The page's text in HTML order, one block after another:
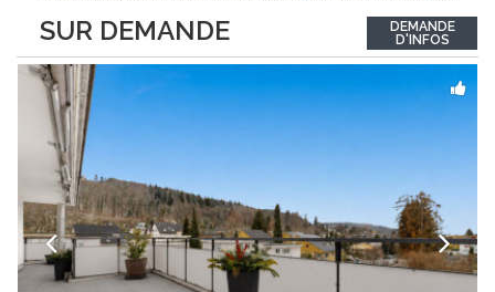
SUR DEMANDE
exklusives Zuhause mit über 230 m² Wohnfläche, das
Grosszügigkeit, Privatsphäre und zeitlose Eleganz auf
einzigartige
DEMANDE
D'INFOS